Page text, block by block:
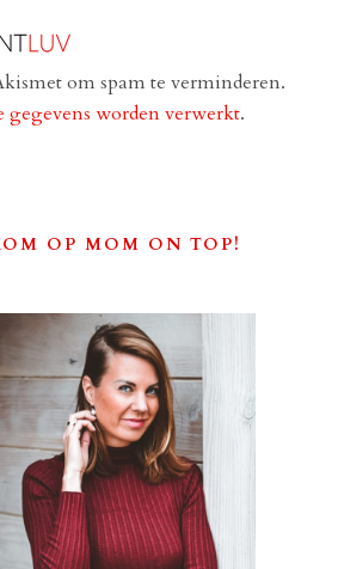
om spam te verminderen.
gegevens worden verwerkt.
OP MOM ON TOP!